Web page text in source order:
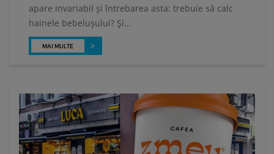
apare invariabil și întrebarea asta: trebuie să calc
hainele bebelușului? Și...
MAI MULTE